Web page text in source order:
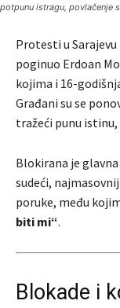
potpunu istragu, povlačenje
Protesti u
poginuo Erdoan
kojima i 16-
Građani su se
tražeći punu
Blokirana je
sudeći,
poruke, među
biti mi“.
Blokade i